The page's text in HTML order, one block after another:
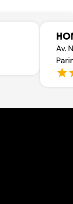
Av.